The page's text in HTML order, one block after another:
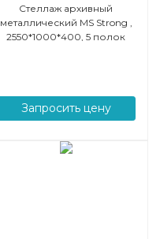
Стеллаж архивный
металлический MS Strong ,
2550*1000*400, 5 полок
Запросить цену